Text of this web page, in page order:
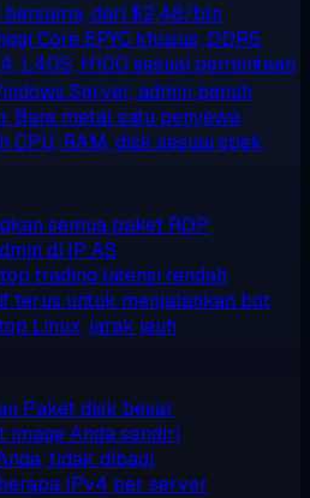
bersama, dari $2,48/bln
Core EPYC khusus, DDR5
L40S, H100 sesuai permintaan
Server, admin penuh
Bare metal satu penyewa
CPU, RAM, disk sesuai spek
semua paket RDP
di IP AS
trading latensi rendah
terus untuk menjalankan bot
Linux, jarak jauh
Paket disk besar
image Anda sendiri
tidak dibagi
IPv4 per server